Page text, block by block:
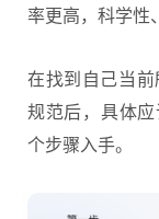
率更高，科学性
在找到自己当
规范后，具体
个步骤入手。